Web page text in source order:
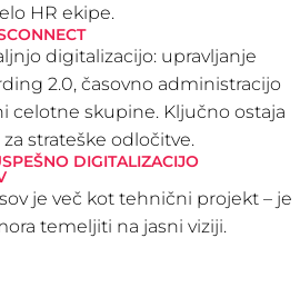
HR ekipe.
digitalizacijo: upravljanje
2.0, časovno administracijo
celotne skupine. Ključno ostaja
strateške odločitve.
DIGITALIZACIJO
je več kot tehnični projekt – je
temeljiti na jasni viziji.